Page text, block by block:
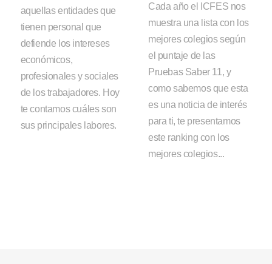
aquellas entidades que
tienen personal que
defiende los intereses
económicos,
profesionales y sociales
de los trabajadores. Hoy
te contamos cuáles son
sus principales labores.
Cada año el ICFES nos
muestra una lista con los
mejores colegios según
el puntaje de las
Pruebas Saber 11, y
como sabemos que esta
es una noticia de interés
para ti, te presentamos
este ranking con los
mejores colegios...